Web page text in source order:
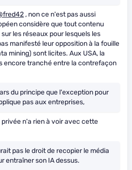
, non ce n'est pas aussi
considère que tout contenu
les réseaux pour lesquels les
manifesté leur opposition à la fouille
mining) sont licites. Aux USA, la
encore tranché entre la contrefaçon
du principe que l'exception pour
pas aux entreprises,
n'a rien à voir avec cette
pas le droit de recopier le média
entraîner son IA dessus.